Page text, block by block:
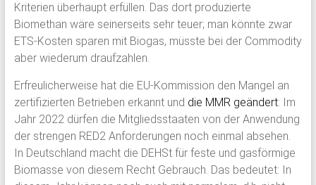
Kriterien überhaupt erfüllen. Das dort produzierte
Biomethan wäre seinerseits sehr teuer; man könnte zwar
ETS-Kosten sparen mit Biogas, müsste bei der Commodity
aber wiederum draufzahlen.
Erfreulicherweise hat die EU-Kommission den Mangel an
zertifizierten Betrieben erkannt und die MMR geändert: Im
Jahr 2022 dürfen die Mitgliedsstaaten von der Anwendung
der strengen RED2 Anforderungen noch einmal absehen.
In Deutschland macht die DEHSt für feste und gasförmige
Biomasse von diesem Recht Gebrauch. Das bedeutet: In